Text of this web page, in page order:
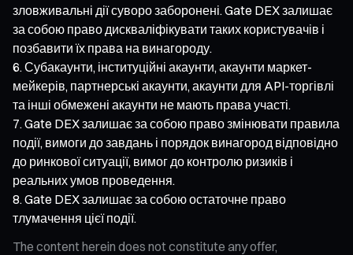
зловживальні дії суворо заборонені. Gate DEX залишає
за собою право дискваліфікувати таких користувачів і
позбавити їх права на винагороду.
Субакаунти, інституційні акаунти, акаунти маркет-
мейкерів, партнерські акаунти, акаунти для API-торгівлі
та інші обмежені акаунти не мають права участі.
Gate DEX залишає за собою право змінювати правила
події, вимоги до завдань і порядок винагород відповідно
до ринкової ситуації, вимог до контролю ризиків і
реальних умов проведення.
Gate DEX залишає за собою остаточне право
тлумачення цієї події.
The content herein does not constitute any offer,